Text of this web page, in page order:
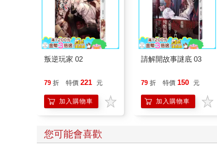
叛逆玩家 02
79 折 特價 221 元
加入購物車
請解開故事謎底 03
79 折 特價 150 元
加入購物車
您可能會喜歡